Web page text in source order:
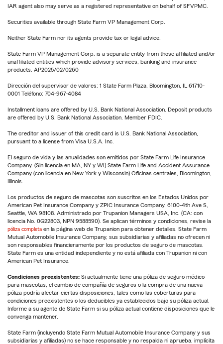
IAR agent also may serve as a registered representative on behalf of SFVPMC.
Securities available through State Farm VP Management Corp.
Neither State Farm nor its agents provide tax or legal advice.
State Farm VP Management Corp. is a separate entity from those affiliated and/or
unaffiliated entities which provide advisory services, banking and insurance
products. AP2025/02/0260
Dirección del supervisor de valores: 1 State Farm Plaza, Bloomington, IL 61710-
0001 Teléfono: 704-967-4084
Installment loans are offered by U.S. Bank National Association. Deposit products
are offered by U.S. Bank National Association. Member FDIC.
The creditor and issuer of this credit card is U.S. Bank National Association,
pursuant to a license from Visa U.S.A. Inc.
El seguro de vida y las anualidades son emitidos por State Farm Life Insurance
Company. (Sin licencia en MA, NY y WI) State Farm Life and Accident Assurance
Company (con licencia en New York y Wisconsin) Oficinas centrales, Bloomington,
Illinois.
Los productos de seguro de mascotas son suscritos en los Estados Unidos por
American Pet Insurance Company y ZPIC Insurance Company, 6100-4th Ave S,
Seattle, WA 98108. Administrado por Trupanion Managers USA, Inc. (CA: con
licencia No. 0G22803, NPN 9588590). Se aplican términos y condiciones, revise la
póliza completa en la página web de Trupanion para obtener detalles. State Farm
Mutual Automobile Insurance Company, sus subsidiarias y afiliadas no ofrecen ni
son responsables financieramente por los productos de seguro de mascotas.
State Farm es una entidad independiente y no está afiliada con Trupanion ni con
American Pet Insurance.
Condiciones preexistentes: Si actualmente tiene una póliza de seguro médico
para mascotas, el cambio de compañía de seguros o la compra de una nueva
póliza podría afectar ciertas disposiciones, tales como las coberturas para
condiciones preexistentes o los deducibles ya establecidos bajo su póliza actual.
Informe a su agente de State Farm si su póliza actual contiene disposiciones que le
convenga mantener.
State Farm (incluyendo State Farm Mutual Automobile Insurance Company y sus
subsidiarias y afiliadas) no se hace responsable y no respalda ni aprueba, implícita